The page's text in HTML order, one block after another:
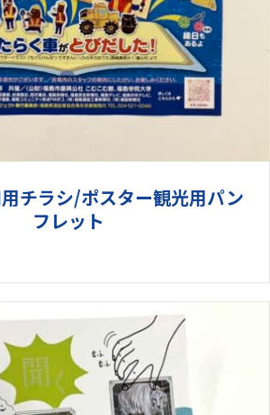
チラシ/ポスター観光用パン
フレット